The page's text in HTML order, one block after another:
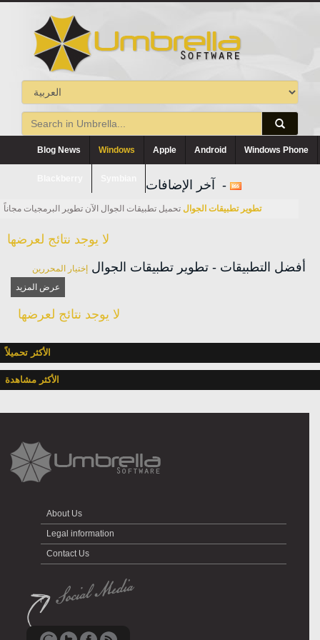
Blog News Windows Apple Android Windows Phone
آخر الإضافات -
تطوير تطبيقات الجوال تحميل تطبيقات الجوال الآن تطوير البرمجيات مجاناً
لا يوجد نتائج لعرضها
أفضل التطبيقات - تطوير تطبيقات الجوال
إختيار المحررين
عرض المزيد
لا يوجد نتائج لعرضها
الأكثر تحميلاً
الأكثر مشاهدة
About Us
Legal information
Contact Us